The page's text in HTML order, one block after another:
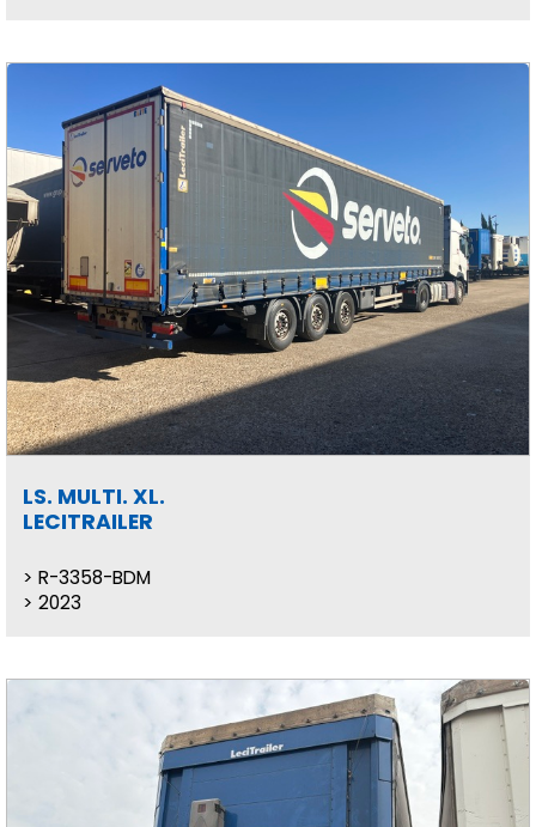
LS. MULTI. XL.
LECITRAILER
R-3358-BDM
2023